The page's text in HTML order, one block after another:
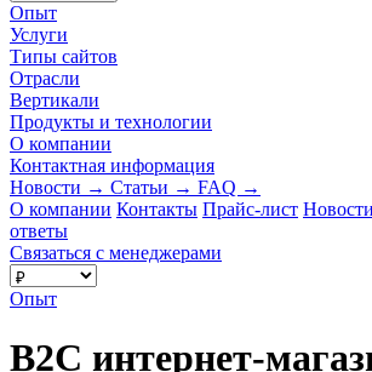
Опыт
Услуги
Типы сайтов
Отрасли
Вертикали
Продукты и технологии
О компании
Контактная информация
Новости → Статьи → FAQ →
О компании Контакты Прайс-лист Новости
ответы
Связаться с менеджерами
Опыт
B2C интернет-